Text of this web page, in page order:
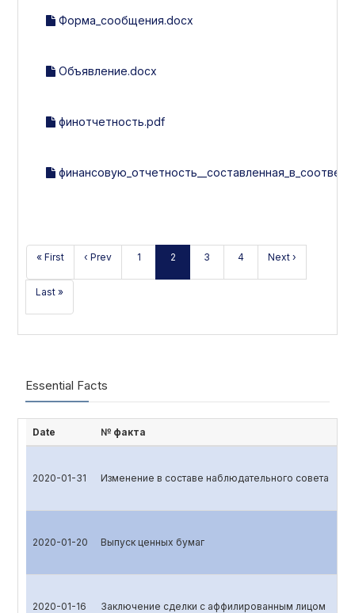
Форма_сообщения.docx
Объявление.docx
финотчетность.pdf
« First ‹ Prev 1 2 3 4 Next ›
Last »
Essential Facts
Date № факта
2020-01-31 Изменение в составе наблюдательного совета
2020-01-20 Выпуск ценных бумаг
2020-01-16 Заключение сделки с аффилированным лицом